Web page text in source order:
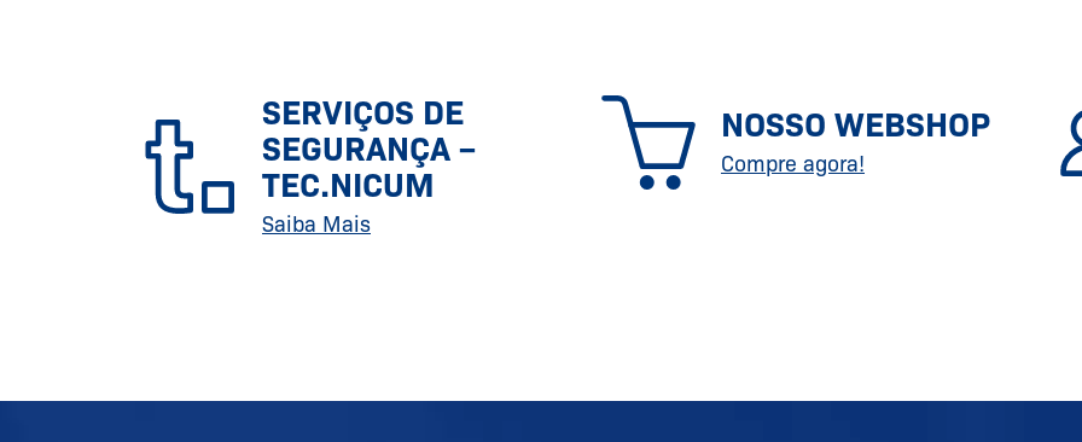
SERVIÇOS DE
SEGURANÇA –
TEC.NICUM
Saiba Mais
NOSSO WEBSHOP
Compre agora!